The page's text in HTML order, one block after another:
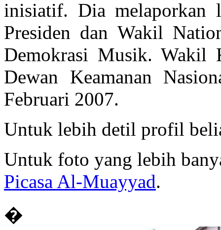
inisiatif. Dia melaporkan
Presiden dan Wakil
Demokrasi Musik. Wakil
Dewan Keamanan
Februari 2007.
Untuk lebih detil profil
Untuk foto yang lebih
Picasa Al-Muayyad.
�